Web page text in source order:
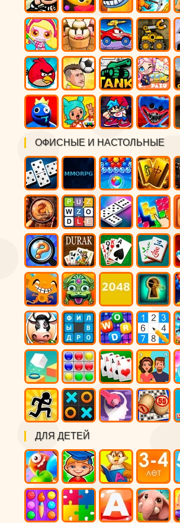
ОФИСНЫЕ И НАСТОЛЬНЫЕ
ДЛЯ ДЕТЕЙ